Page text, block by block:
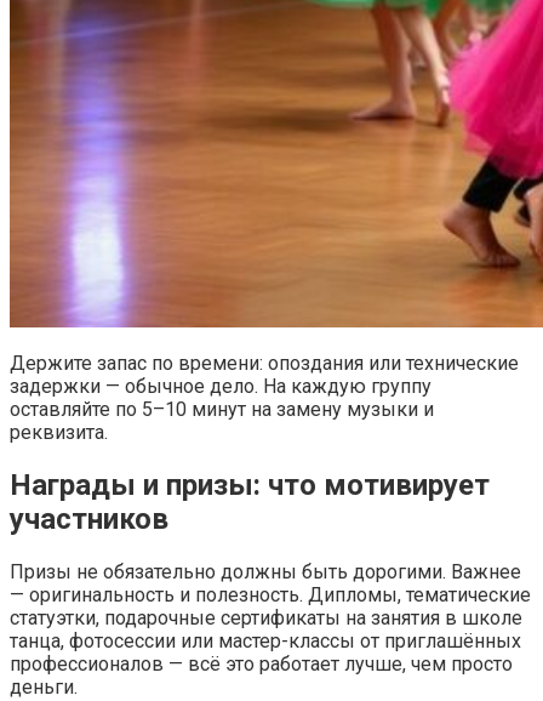
Держите запас по времени: опоздания или технические
задержки — обычное дело. На каждую группу
оставляйте по 5–10 минут на замену музыки и
реквизита.
Награды и призы: что мотивирует
участников
Призы не обязательно должны быть дорогими. Важнее
— оригинальность и полезность. Дипломы, тематические
статуэтки, подарочные сертификаты на занятия в школе
танца, фотосессии или мастер-классы от приглашённых
профессионалов — всё это работает лучше, чем просто
деньги.